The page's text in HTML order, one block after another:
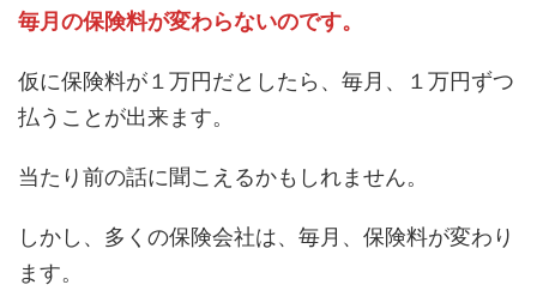
毎月の保険料が変わらないのです。
仮に保険料が１万円だとしたら、毎月、１万円ずつ
払うことが出来ます。
当たり前の話に聞こえるかもしれません。
しかし、多くの保険会社は、毎月、保険料が変わり
ます。